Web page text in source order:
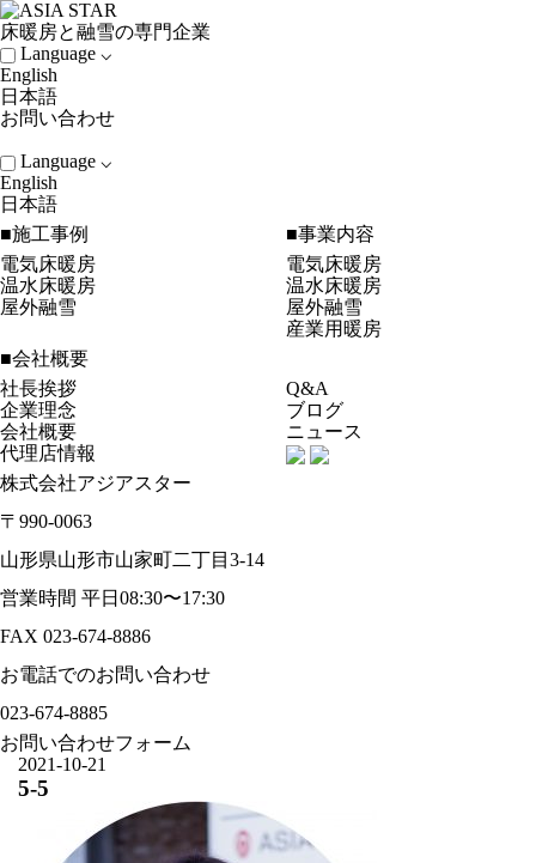
床暖房と融雪の専門企業
Language ⌵
English
日本語
お問い合わせ
Language ⌵
English
日本語
■施工事例
電気床暖房
温水床暖房
屋外融雪
■事業内容
電気床暖房
温水床暖房
屋外融雪
産業用暖房
■会社概要
社長挨拶
企業理念
会社概要
代理店情報
Q&A
ブログ
ニュース
株式会社アジアスター
〒990-0063
山形県山形市山家町二丁目3-14
営業時間 平日08:30〜17:30
FAX 023-674-8886
お電話でのお問い合わせ
023-674-8885
お問い合わせフォーム
2021-10-21
5-5